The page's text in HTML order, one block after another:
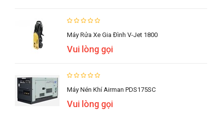
Máy Rửa Xe Gia Đình V-Jet 1800
Vui lòng gọi
Máy Nén Khí Airman PDS175SC
Vui lòng gọi